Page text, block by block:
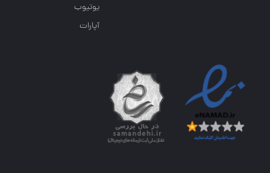
یوتیوب
آپارات